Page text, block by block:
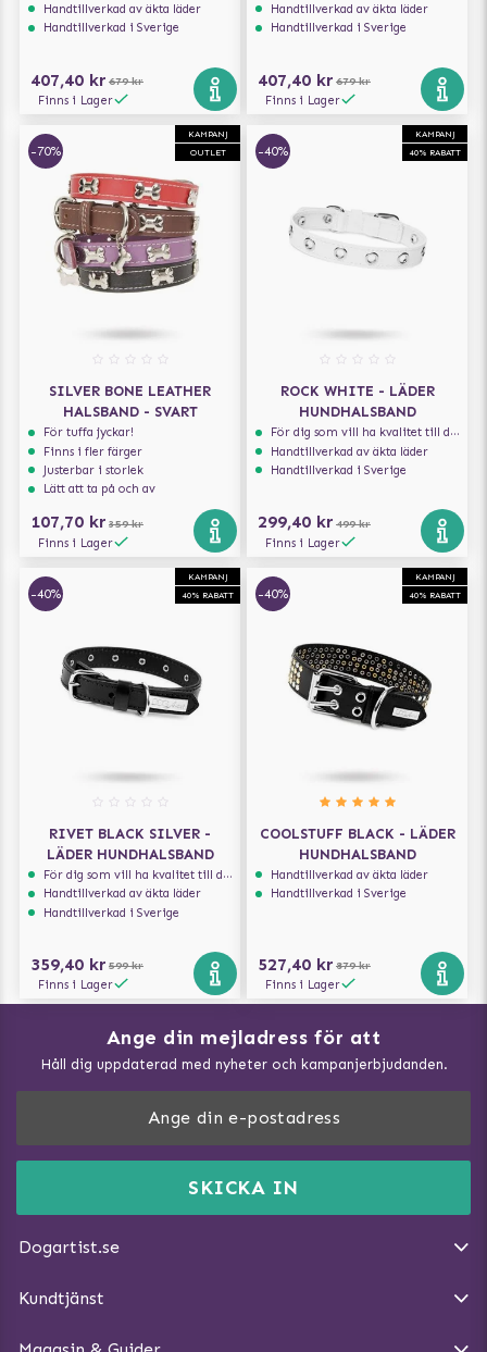
Handtillverkad av äkta läder
Handtillverkad i Sverige
407,40 kr 679 kr
Finns i Lager
Handtillverkad av äkta läder
Handtillverkad i Sverige
407,40 kr 679 kr
Finns i Lager
KAMPANJ
OUTLET
-70%
SILVER BONE LEATHER
HALSBAND - SVART
För tuffa jyckar!
Finns i fler färger
Justerbar i storlek
Lätt att ta på och av
107,70 kr 359 kr
Finns i Lager
KAMPANJ
40% RABATT
-40%
ROCK WHITE - LÄDER
HUNDHALSBAND
För dig som vill ha kvalitet till din hund!
Handtillverkad av äkta läder
Handtillverkad i Sverige
299,40 kr 499 kr
Finns i Lager
KAMPANJ
40% RABATT
-40%
RIVET BLACK SILVER -
LÄDER HUNDHALSBAND
För dig som vill ha kvalitet till din hund!
Handtillverkad av äkta läder
Handtillverkad i Sverige
359,40 kr 599 kr
Finns i Lager
KAMPANJ
40% RABATT
-40%
COOLSTUFF BLACK - LÄDER
HUNDHALSBAND
Handtillverkad av äkta läder
Handtillverkad i Sverige
527,40 kr 879 kr
Finns i Lager
Ange din mejladress för att
Håll dig uppdaterad med nyheter och kampanjerbjudanden.
SKICKA IN
Dogartist.se
DogArtist.se drivs av:
E-post:info@dogartist.se
Kundtjänst
Ångra Köp
Vad kan hundar äta?
Träna Nose Work hemma
Så gör du promenaden roligare